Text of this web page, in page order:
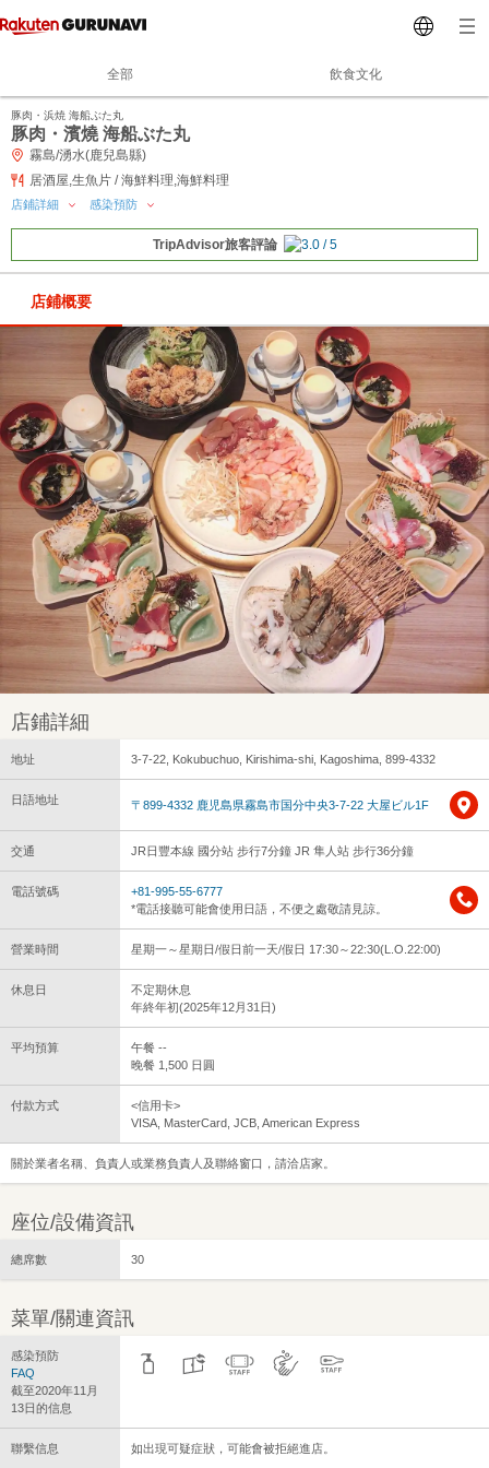
全部 飲食文化
豚肉・浜焼 海船ぶた丸
豚肉・濱燒 海船ぶた丸
霧島/湧水(鹿兒島縣)
居酒屋,生魚片 / 海鮮料理,海鮮料理
店鋪詳細 感染預防
TripAdvisor旅客評論
店鋪概要
店鋪詳細
地址 3-7-22, Kokubuchuo, Kirishima-shi, Kagoshima, 899-4332
日語地址 〒899-4332 鹿児島県霧島市国分中央3-7-22 大屋ビル1F
交通 JR日豐本線 國分站 步行7分鐘 JR 隼人站 步行36分鐘
電話號碼
+81-995-55-6777
*電話接聽可能會使用日語，不便之處敬請見諒。
營業時間 星期一～星期日/假日前一天/假日 17:30～22:30(L.O.22:00)
休息日
不定期休息
年終年初(2025年12月31日)
平均預算
午餐 --
晚餐 1,500 日圓
付款方式
<信用卡>
VISA, MasterCard, JCB, American Express
關於業者名稱、負責人或業務負責人及聯絡窗口，請洽店家。
座位/設備資訊
總席數 30
菜單/關連資訊
感染預防
FAQ
截至2020年11月
13日的信息
聯繫信息 如出現可疑症狀，可能會被拒絕進店。